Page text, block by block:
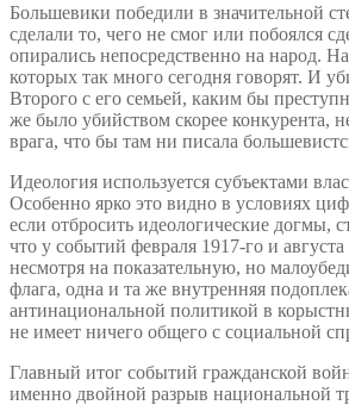
Большевики победили в значительной
сделали то, чего не смог или побоялся
опирались непосредственно на народ.
которых так много сегодня говорят. И
Второго с его семьей, каким бы
же было убийством скорее конкурента,
врага, что бы там ни писала
Идеология используется субъектами
Особенно ярко это видно в условиях
если отбросить идеологические догмы,
что у событий февраля 1917-го и августа
несмотря на показательную, но
флага, одна и та же внутренняя
антинациональной политикой в
не имеет ничего общего с социальной
Главный итог событий гражданской
именно двойной разрыв национальной